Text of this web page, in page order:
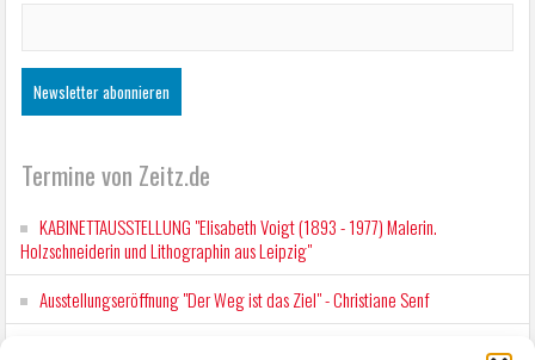
Termine von Zeitz.de
KABINETTAUSSTELLUNG "Elisabeth Voigt (1893 - 1977) Malerin.
Holzschneiderin und Lithographin aus Leipzig"
Ausstellungseröffnung "Der Weg ist das Ziel" - Christiane Senf